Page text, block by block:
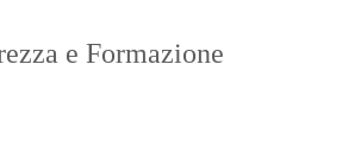
principale